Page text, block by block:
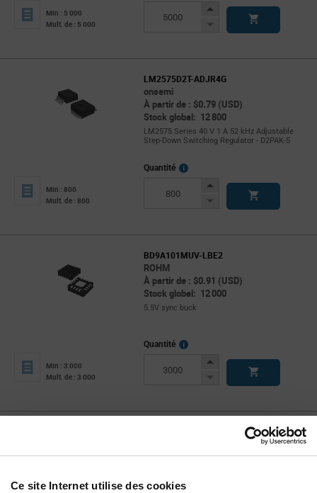
Ce site Internet utilise des cookies
Min : 5 000
Mult. de : 5 000
Increase
Decrease
LM2575D2T-ADJR4G
onsemi
À partir de : $0.79 (USD)
Stock global: 12 800
LM2575 Series 40 V 1 A 52 kHz Adjustable
Step-Down Switching Regulator - D2PAK-5
Min : 800
Mult. de : 800
Quantité
More
Increase
Decrease
BD9A101MUV-LBE2
ROHM
À partir de : $0.91 (USD)
Stock global: 12 000
5.5V sync buck
Min : 3 000
Mult. de : 3 000
Quantité
More
Increase
Decrease
À partir de : $0.39 (USD)
BD9B300MUV 2.7 to 5.5 Vin 3 A Synchronous